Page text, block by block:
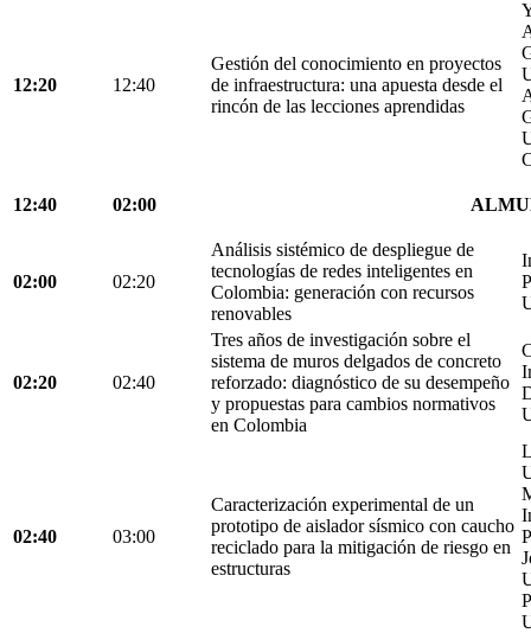
12:20 12:40
Gestión del conocimiento en proyectos
de infraestructura: una apuesta desde el
rincón de las lecciones aprendidas
12:40 02:00
02:00 02:20
Análisis sistémico de despliegue de
tecnologías de redes inteligentes en
Colombia: generación con recursos
renovables
02:20 02:40
Tres años de investigación sobre el
sistema de muros delgados de concreto
reforzado: diagnóstico de su desempeño
y propuestas para cambios normativos
en Colombia
02:40 03:00
Caracterización experimental de un
prototipo de aislador sísmico con caucho
reciclado para la mitigación de riesgo en
estructuras